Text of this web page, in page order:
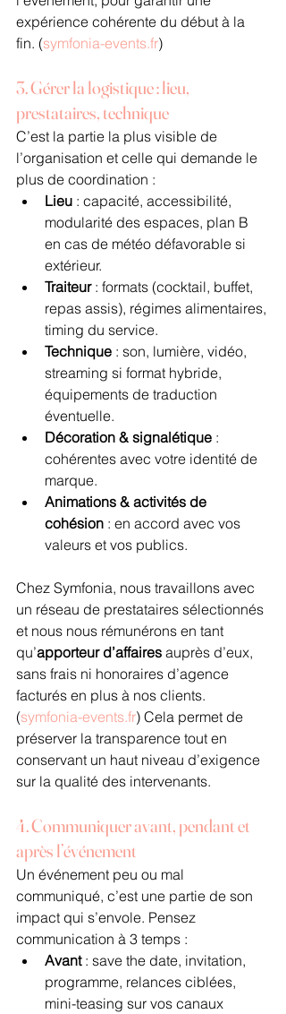
expérience cohérente du début à la
fin. (symfonia-events.fr)
3. Gérer la logistique : lieu,
prestataires, technique
C’est la partie la plus visible de
l’organisation et celle qui demande le
plus de coordination :
Lieu : capacité, accessibilité,
modularité des espaces, plan B
en cas de météo défavorable si
extérieur.
Traiteur : formats (cocktail, buffet,
repas assis), régimes alimentaires,
timing du service.
Technique : son, lumière, vidéo,
streaming si format hybride,
équipements de traduction
éventuelle.
Décoration & signalétique :
cohérentes avec votre identité de
marque.
Animations & activités de
cohésion : en accord avec vos
valeurs et vos publics.
Chez Symfonia, nous travaillons avec
un réseau de prestataires sélectionnés
et nous nous rémunérons en tant
qu’apporteur d’affaires auprès d’eux,
sans frais ni honoraires d’agence
facturés en plus à nos clients.
(symfonia-events.fr) Cela permet de
préserver la transparence tout en
conservant un haut niveau d’exigence
sur la qualité des intervenants.
4. Communiquer avant, pendant et
après l’événement
Un événement peu ou mal
communiqué, c’est une partie de son
impact qui s’envole. Pensez
communication à 3 temps :
Avant : save the date, invitation,
programme, relances ciblées,
mini-teasing sur vos canaux